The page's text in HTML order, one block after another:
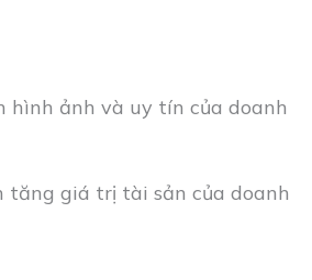
hình ảnh và uy tín của doanh
tăng giá trị tài sản của doanh